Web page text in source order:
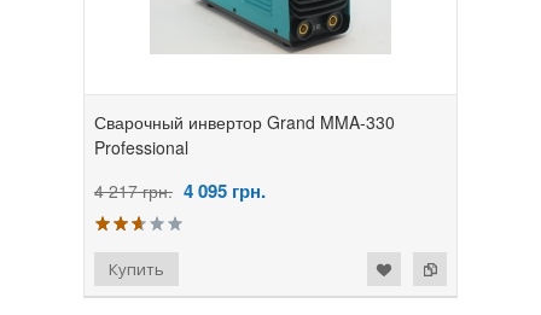
Сварочный инвертор Grand MMA-330
Professional
4 217 грн. 4 095 грн.